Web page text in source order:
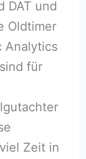
DAT und
Oldtimer
Analytics
für
Zeit in